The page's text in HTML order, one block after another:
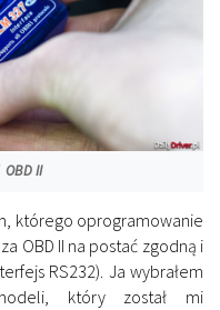
OBD II
którego oprogramowanie
OBD II na postać zgodną i
RS232). Ja wybrałem
który został mi